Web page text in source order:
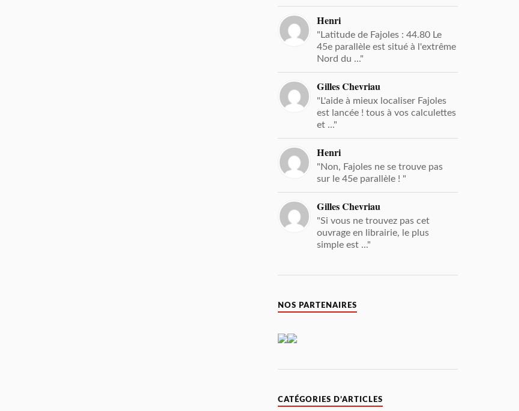
Henri
"Latitude de Fajoles : 44.80 Le
45e parallèle est situé à l'extrême
Nord du ..."
Gilles Chevriau
"L'aide à mieux localiser Fajoles
est lancée ! tous à vos calculettes
et ..."
Henri
"Non, Fajoles ne se trouve pas
sur le 45e parallèle ! "
Gilles Chevriau
"Si vous ne trouvez pas cet
ouvrage en librairie, le plus
simple est ..."
NOS PARTENAIRES
CATÉGORIES D’ARTICLES